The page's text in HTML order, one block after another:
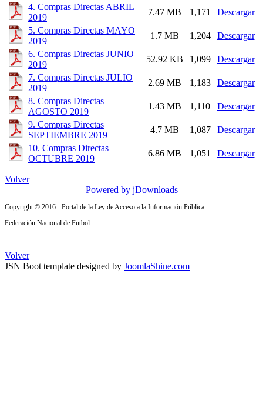
4. Compras Directas ABRIL
2019
7.47 MB 1,171
Descargar
5. Compras Directas MAYO
2019
1.7 MB 1,204
Descargar
6. Compras Directas JUNIO
2019
52.92 KB 1,099
Descargar
7. Compras Directas JULIO
2019
2.69 MB 1,183
Descargar
8. Compras Directas
AGOSTO 2019
1.43 MB 1,110
Descargar
9. Compras Directas
SEPTIEMBRE 2019
4.7 MB 1,087
Descargar
10. Compras Directas
OCTUBRE 2019
6.86 MB 1,051 Descargar
Volver
Powered by jDownloads
Copyright © 2016 - Portal de la Ley de Acceso a la Información Pública.
Federación Nacional de Futbol.
Volver
JSN Boot template designed by JoomlaShine.com